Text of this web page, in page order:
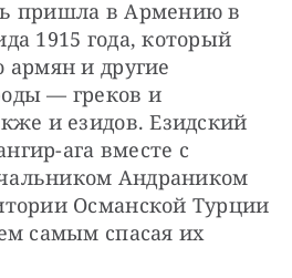
пришла в Армению в
1915 года, который
армян и другие
— греков и
и езидов. Езидский
ага вместе с
Андраником
Османской Турции
самым спасая их